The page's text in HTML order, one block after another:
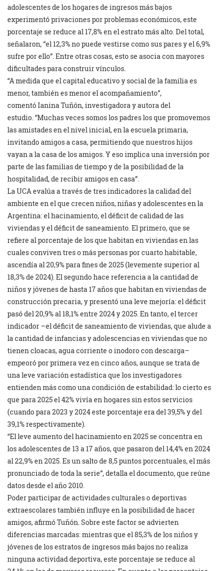
adolescentes de los hogares de ingresos más bajos
experimentó privaciones por problemas económicos, este
porcentaje se reduce al 17,8% en el estrato más alto. Del total,
señalaron, “el 12,3% no puede vestirse como sus pares y el 6,9%
sufre por ello”. Entre otras cosas, esto se asocia con mayores
dificultades para construir vínculos.
“A medida que el capital educativo y social de la familia es
menor, también es menor el acompañamiento”,
comentó Ianina Tuñón, investigadora y autora del
estudio. “Muchas veces somos los padres los que promovemos
las amistades en el nivel inicial, en la escuela primaria,
invitando amigos a casa, permitiendo que nuestros hijos
vayan a la casa de los amigos. Y eso implica una inversión por
parte de las familias de tiempo y de la posibilidad de la
hospitalidad, de recibir amigos en casa”.
La UCA evalúa a través de tres indicadores la calidad del
ambiente en el que crecen niños, niñas y adolescentes en la
Argentina: el hacinamiento, el déficit de calidad de las
viviendas y el déficit de saneamiento. El primero, que se
refiere al porcentaje de los que habitan en viviendas en las
cuales conviven tres o más personas por cuarto habitable,
ascendía al 20,9% para fines de 2025 (levemente superior al
18,3% de 2024). El segundo hace referencia a la cantidad de
niños y jóvenes de hasta 17 años que habitan en viviendas de
construcción precaria, y presentó una leve mejoría: el déficit
pasó del 20,9% al 18,1% entre 2024 y 2025. En tanto, el tercer
indicador –el déficit de saneamiento de viviendas, que alude a
la cantidad de infancias y adolescencias en viviendas que no
tienen cloacas, agua corriente o inodoro con descarga–
empeoró por primera vez en cinco años, aunque se trata de
una leve variación estadística que los investigadores
entienden más como una condición de estabilidad: lo cierto es
que para 2025 el 42% vivía en hogares sin estos servicios
(cuando para 2023 y 2024 este porcentaje era del 39,5% y del
39,1% respectivamente).
“El leve aumento del hacinamiento en 2025 se concentra en
los adolescentes de 13 a 17 años, que pasaron del 14,4% en 2024
al 22,9% en 2025. Es un salto de 8,5 puntos porcentuales, el más
pronunciado de toda la serie”, detalla el documento, que reúne
datos desde el año 2010.
Poder participar de actividades culturales o deportivas
extraescolares también influye en la posibilidad de hacer
amigos, afirmó Tuñón. Sobre este factor se advierten
diferencias marcadas: mientras que el 85,3% de los niños y
jóvenes de los estratos de ingresos más bajos no realiza
ninguna actividad deportiva, este porcentaje se reduce al